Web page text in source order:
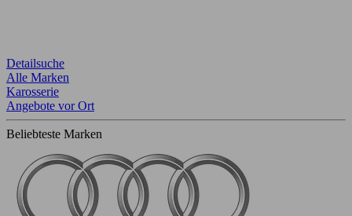
Detailsuche
Alle Marken
Karosserie
Angebote vor Ort
Beliebteste Marken